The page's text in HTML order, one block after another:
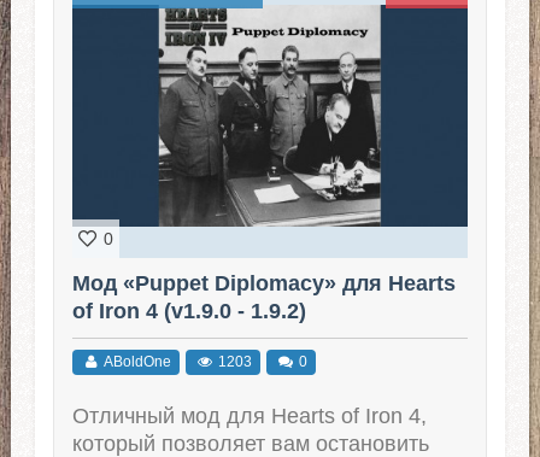
0
Мод «Puppet Diplomacy» для Hearts
of Iron 4 (v1.9.0 - 1.9.2)
ABoldOne 1203 0
Отличный мод для Hearts of Iron 4,
который позволяет вам остановить